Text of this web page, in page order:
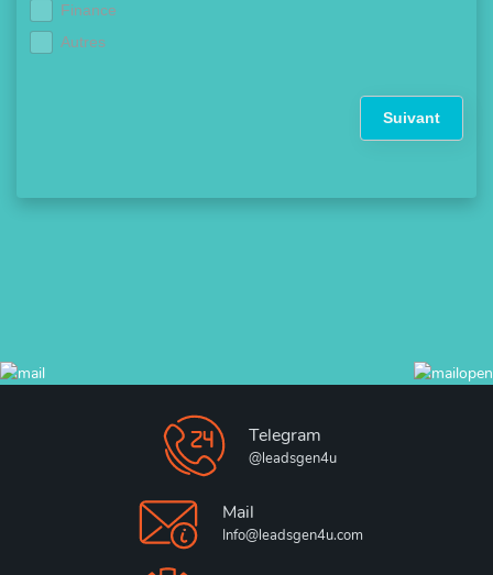
Finance
Autres
Suivant
Telegram
@leadsgen4u
Mail
Info@leadsgen4u.com